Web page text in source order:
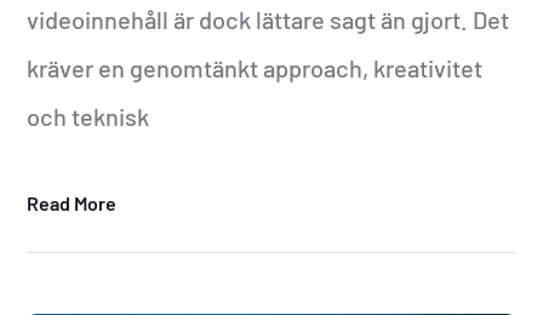
videoinnehåll är dock lättare sagt än gjort. Det
kräver en genomtänkt approach, kreativitet
och teknisk
Read More